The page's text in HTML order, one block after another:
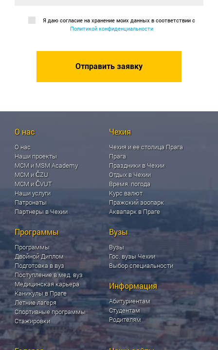
Я даю согласие на хранение моих данных в соответствии с
Политикой конфиденциальности
О нас
О нас
Наши проекты
МСМ и MSM Academy
МСМ и ČZU
МСМ и ČVUT
Наши услуги
Патронаты
Партнеры в Чехии
Чехия
Чехия и ее столица Прага
Прага
Праздники в Чехии
Отдых в Чехии
Время. погода
Курс валют
Пражский зоопарк
Аквапарк в Праге
Программы
Программы
Двойной Диплом
Подготовка в вуз
Поступление в мед. вуз
Медицинская карьера
Каникулы в Праге
Летние лагеря
Спортивные программы
Стажировки
Вузы
Вузы
Гос. вузы Чехии
Выбор специальности
Информация
Абитуриентам
Студентам
Родителям